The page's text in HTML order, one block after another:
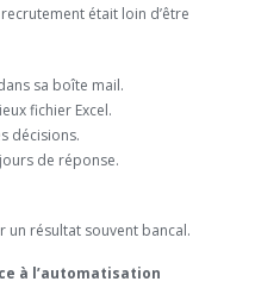
était loin d’être
sa boîte mail.
fichier Excel.
décisions.
de réponse.
résultat souvent bancal.
à l’automatisation